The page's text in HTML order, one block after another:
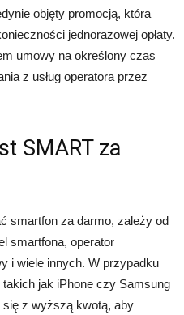
objęty promocją, która
jednorazowej opłaty.
umowy na określony czas
z usług operatora przez
SMART za
smartfon za darmo, zależy od
smartfona, operator
i wiele innych. W przypadku
jak iPhone czy Samsung
z wyższą kwotą, aby